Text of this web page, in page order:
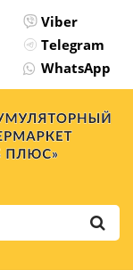
Viber
Telegram
WhatsApp